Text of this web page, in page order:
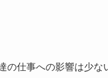
の仕事への影響は少